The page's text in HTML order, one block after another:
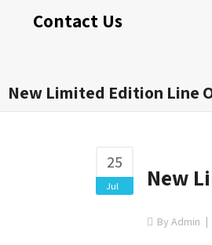
Contact Us
New Limited Edition Line
25
Jul New
By Admin